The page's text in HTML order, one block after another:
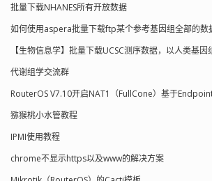
批量下载NHANES所有开放数据
如何使用aspera批量下载ftp某个参考基因组全部的数
【生物信息学】批量下载UCSC测序数据，以人类基因
代谢组学交流群
RouterOS V7.10开启NAT1（FullCone）基于
猕猴桃小水管教程
IPMI使用教程
chrome不显示https以及www的解决方案